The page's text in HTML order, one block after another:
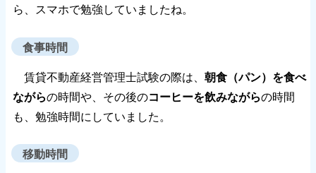
ら、スマホで勉強していましたね。
食事時間
賃貸不動産経営管理士試験の際は、 朝食（パン）を食べ
ながらの時間や、その後のコーヒーを飲みながらの時間
も、勉強時間にしていました。
移動時間